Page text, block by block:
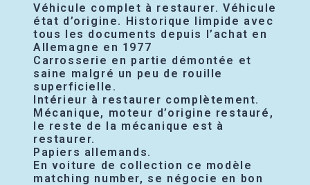
Véhicule complet à restaurer. Véhicule
état d’origine. Historique limpide avec
tous les documents depuis l’achat en
Allemagne en 1977
Carrosserie en partie démontée et
saine malgré un peu de rouille
superficielle.
Intérieur à restaurer complètement.
Mécanique, moteur d’origine restauré,
le reste de la mécanique est à
restaurer.
Papiers allemands.
En voiture de collection ce modèle
matching number, se négocie en bon